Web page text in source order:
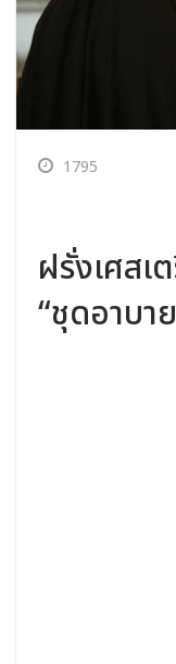
1795
ฝรั่งเศสเ
“ชุดอาบา